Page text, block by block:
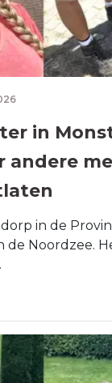
in
andere
in de
de Noordzee.